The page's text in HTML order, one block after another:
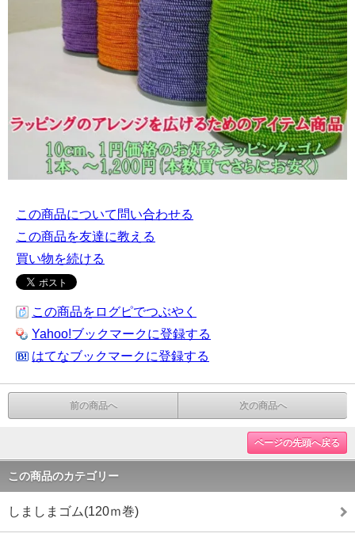
この商品について問い合わせる
この商品を友達に教える
買い物を続ける
この商品をログピでつぶやく
Yahoo!ブックマークに登録する
はてなブックマークに登録する
前の商品へ 次の商品へ
ページの先頭へ戻る
この商品のカテゴリー
しましまゴム(120ｍ巻)